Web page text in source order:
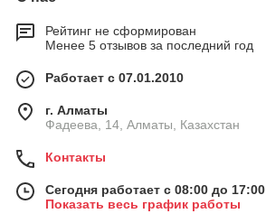
Рейтинг не сформирован
Менее 5 отзывов за последний год
Работает с 07.01.2010
г. Алматы
Фадеева, 14, Алматы, Казахстан
Контакты
Сегодня работает с 08:00 до 17:00
Показать весь график работы